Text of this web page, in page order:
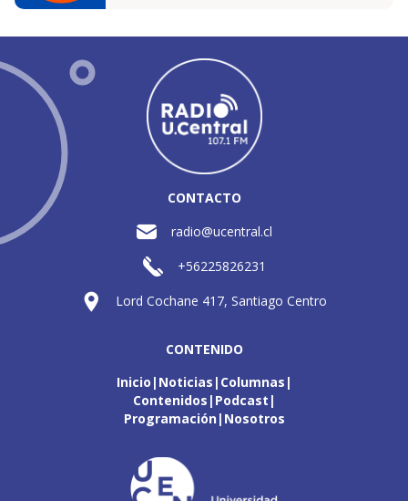
CONTACTO
radio@ucentral.cl
+56225826231
Lord Cochane 417, Santiago Centro
CONTENIDO
Inicio Noticias Columnas
Contenidos Podcast
Programación Nosotros